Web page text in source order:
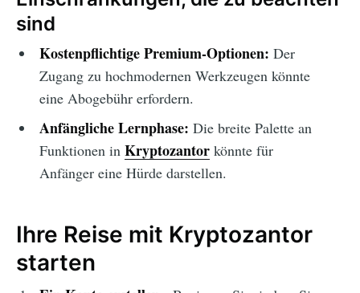
sind
Kostenpflichtige Premium-Optionen: Der
Zugang zu hochmodernen Werkzeugen könnte
eine Abogebühr erfordern.
Anfängliche Lernphase: Die breite Palette an
Funktionen in Kryptozantorkönnte für
Anfänger eine Hürde darstellen.
Ihre Reise mit Kryptozantor
starten